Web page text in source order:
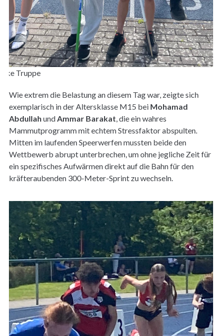
Truppe
Wie extrem die Belastung an diesem Tag war, zeigte sich
exemplarisch in der Altersklasse M15 bei Mohamad
Abdullah undAmmar Barakat, die ein wahres
Mammutprogramm mit echtem Stressfaktor abspulten.
Mitten im laufenden Speerwerfen mussten beide den
Wettbewerb abrupt unterbrechen, um ohne jegliche Zeit für
ein spezifisches Aufwärmen direkt auf die Bahn für den
kräfteraubenden 300-Meter-Sprint zu wechseln.